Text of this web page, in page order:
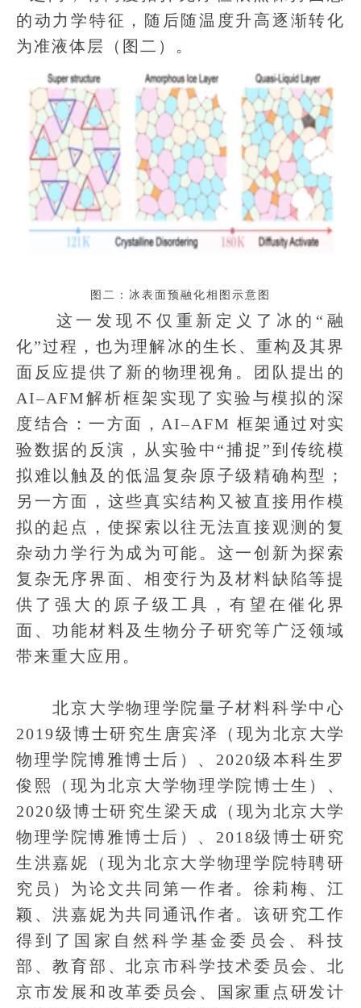
的动力学特征，随后随温度升高逐渐转化
为准液体层（图二）。
图二：冰表面预融化相图示意图
这一发现不仅重新定义了冰的“融
化”过程，也为理解冰的生长、重构及其界
面反应提供了新的物理视角。团队提出的
AI–AFM解析框架实现了实验与模拟的深
度结合：一方面，AI–AFM 框架通过对实
验数据的反演，从实验中“捕捉”到传统模
拟难以触及的低温复杂原子级精确构型；
另一方面，这些真实结构又被直接用作模
拟的起点，使探索以往无法直接观测的复
杂动力学行为成为可能。这一创新为探索
复杂无序界面、相变行为及材料缺陷等提
供了强大的原子级工具，有望在催化界
面、功能材料及生物分子研究等广泛领域
带来重大应用。
北京大学物理学院量子材料科学中心
2019级博士研究生唐宾泽（现为北京大学
物理学院博雅博士后）、2020级本科生罗
俊熙（现为北京大学物理学院博士生）、
2020级博士研究生梁天成（现为北京大学
物理学院博雅博士后）、2018级博士研究
生洪嘉妮（现为北京大学物理学院特聘研
究员）为论文共同第一作者。徐莉梅、江
颖、洪嘉妮为共同通讯作者。该研究工作
得到了国家自然科学基金委员会、科技
部、教育部、北京市科学技术委员会、北
京市发展和改革委员会、国家重点研发计